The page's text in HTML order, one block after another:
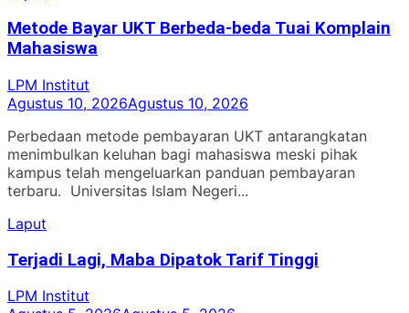
Metode Bayar UKT Berbeda-beda Tuai Komplain
Mahasiswa
LPM Institut
Agustus 10, 2026Agustus 10, 2026
Perbedaan metode pembayaran UKT antarangkatan
menimbulkan keluhan bagi mahasiswa meski pihak
kampus telah mengeluarkan panduan pembayaran
terbaru. Universitas Islam Negeri...
Laput
Terjadi Lagi, Maba Dipatok Tarif Tinggi
LPM Institut